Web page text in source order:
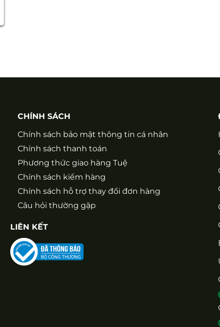
CHÍNH SÁCH
Chính sách bảo mật thông tin cá nhân
Chính sách thanh toán
Phương thức giao hàng Tuệ
Chính sách kiểm hàng
Chính sách hỗ trợ thay đổi đơn hàng
Câu hỏi thường gặp
LIÊN KẾT